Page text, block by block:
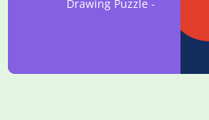
Drawing Puzzle - Connect